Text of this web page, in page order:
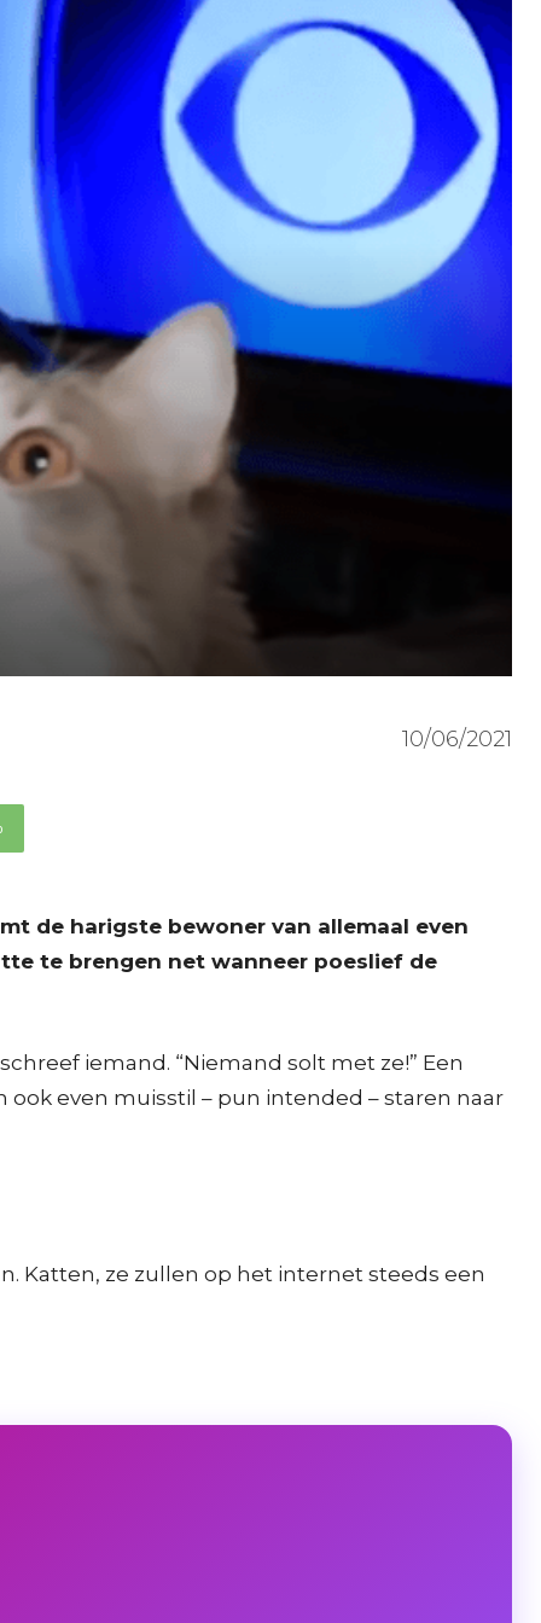
10/06/2021
de harigste bewoner van allemaal even
te brengen net wanneer poeslief de
iemand. “Niemand solt met ze!” Een
even muisstil – pun intended – staren naar
Katten, ze zullen op het internet steeds een